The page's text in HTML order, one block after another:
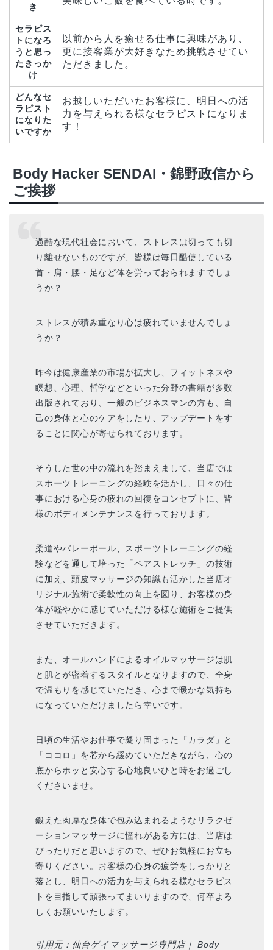
き
セラピス
トになろ
うと思っ
たきっか
け
以前から人を癒せる仕事に興味があり、
更に接客業が大好きなため挑戦させてい
ただきました。
どんなセ
ラピスト
になりた
いですか
お越しいただいたお客様に、明日への活
力を与えられる様なセラピストになりま
す！
Body Hacker SENDAI・錦野政信から
ご挨拶
過酷な現代社会において、ストレスは切っても切
り離せないものですが、皆様は毎日酷使している
首・肩・腰・足など体を労っておられますでしょ
うか？
ストレスが積み重なり心は疲れていませんでしょ
うか？
昨今は健康産業の市場が拡大し、フィットネスや
瞑想、心理、哲学などといった分野の書籍が多数
出版されており、一般のビジネスマンの方も、自
己の身体と心のケアをしたり、アップデートをす
ることに関心が寄せられております。
そうした世の中の流れを踏まえまして、当店では
スポーツトレーニングの経験を活かし、日々の仕
事における心身の疲れの回復をコンセプトに、皆
様のボディメンテナンスを行っております。
柔道やバレーボール、スポーツトレーニングの経
験などを通して培った「ペアストレッチ」の技術
に加え、頭皮マッサージの知識も活かした当店オ
リジナル施術で柔軟性の向上を図り、お客様の身
体が軽やかに感じていただける様な施術をご提供
させていただきます。
また、オールハンドによるオイルマッサージは肌
と肌とが密着するスタイルとなりますので、全身
で温もりを感じていただき、心まで暖かな気持ち
になっていただけましたら幸いです。
日頃の生活やお仕事で凝り固まった「カラダ」と
「ココロ」を芯から緩めていただきながら、心の
底からホッと安心する心地良いひと時をお過ごし
くださいませ。
鍛えた肉厚な身体で包み込まれるようなリラクゼ
ーションマッサージに憧れがある方には、当店は
ぴったりだと思いますので、ぜひお気軽にお立ち
寄りください。お客様の心身の疲労をしっかりと
落とし、明日への活力を与えられる様なセラピス
トを目指して頑張ってまいりますので、何卒よろ
しくお願いいたします。
引用元：仙台ゲイマッサージ専門店｜ Body